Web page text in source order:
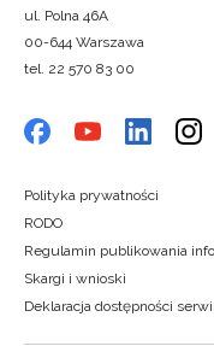
ul. Polna 46A
00-644 Warszawa
tel. 22 570 83 00
Polityka prywatności
RODO
Regulamin publikowania
Skargi i wnioski
Deklaracja dostępności